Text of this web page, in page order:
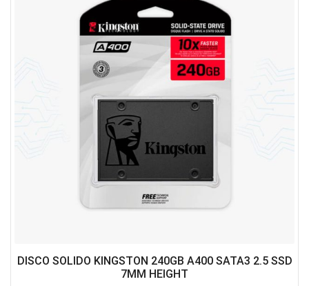
DISCO SOLIDO KINGSTON 240GB A400 SATA3 2.5 SSD
7MM HEIGHT